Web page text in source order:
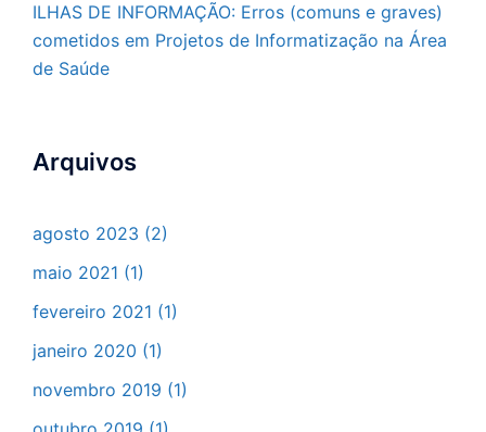
ILHAS DE INFORMAÇÃO: Erros (comuns e graves)
cometidos em Projetos de Informatização na Área
de Saúde
Arquivos
agosto 2023 (2)
maio 2021 (1)
fevereiro 2021 (1)
janeiro 2020 (1)
novembro 2019 (1)